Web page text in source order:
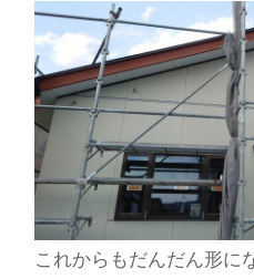
これからもだんだん形に